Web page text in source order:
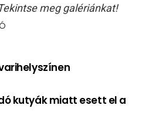
meg galériánkat!
kutyák miatt esett el a